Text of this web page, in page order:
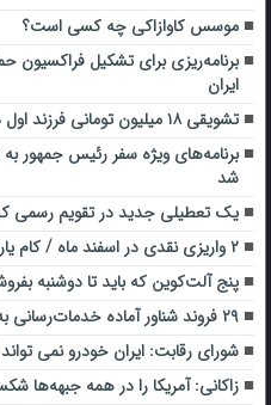
موسس کاوازاکی چه کسی است؟
برنامه‌ریزی برای تشکیل فراکسیون
ایران
تشویقی ۱۸ میلیون تومانی فرزند اول در وزارت نیرو!
برنامه‌های ویژه سفر رئیس جمهور
شد
یک تعطیلی جدید در تقویم رسمی
۲ واریزی نقدی در اسفند ماه / کام یارانه بگیران شیرین می شود
پنج آلت‌کوین که باید تا دوشنبه
۲۹ فروند شناور آماده خدمات‌رسانی به گردشگران نوروزی است
شورای رقابت: ایران خودرو نمی
زاکانی: آمریکا را در همه جبهه‌ها